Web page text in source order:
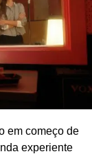
em começo de
experiente